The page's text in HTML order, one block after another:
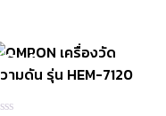
มีสินค้า